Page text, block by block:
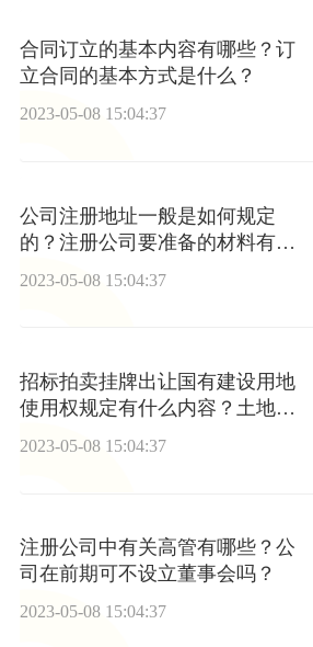
合同订立的基本内容有哪些？订
立合同的基本方式是什么？
2023-05-08 15:04:37
公司注册地址一般是如何规定
的？注册公司要准备的材料有哪
2023-05-08 15:04:37
招标拍卖挂牌出让国有建设用地
使用权规定有什么内容？土地使
用权出让可以采取哪些方式？
2023-05-08 15:04:37
注册公司中有关高管有哪些？公
司在前期可不设立董事会吗？
2023-05-08 15:04:37